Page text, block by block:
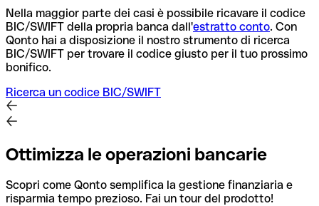
Nella maggior parte dei casi è possibile ricavare il codice
BIC/SWIFT della propria banca dall'estratto conto. Con
Qonto hai a disposizione il nostro strumento di ricerca
BIC/SWIFT per trovare il codice giusto per il tuo prossimo
bonifico.
Ricerca un codice BIC/SWIFT
Ottimizza le operazioni bancarie
Scopri come Qonto semplifica la gestione finanziaria e
risparmia tempo prezioso. Fai un tour del prodotto!